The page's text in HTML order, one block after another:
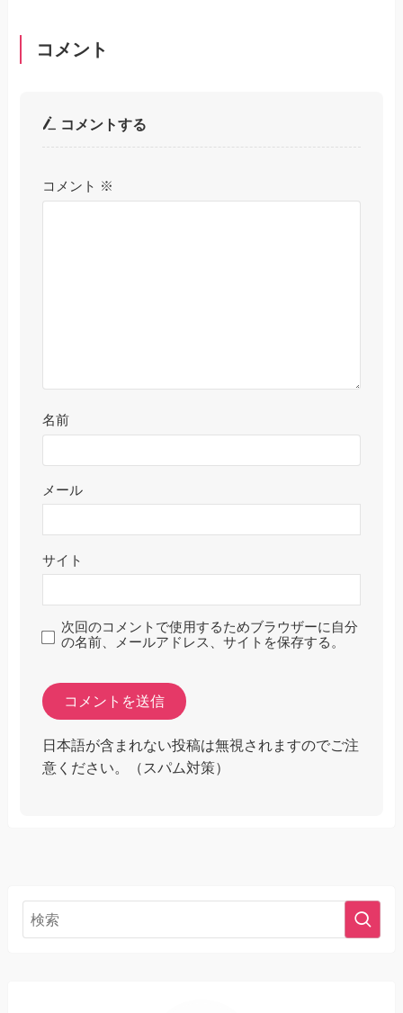
コメント
コメントする
コメント ※
名前
メール
サイト
次回のコメントで使用するためブラウザーに自分
の名前、メールアドレス、サイトを保存する。
日本語が含まれない投稿は無視されますのでご注
意ください。（スパム対策）